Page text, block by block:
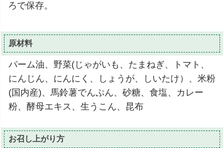
ろで保存。
原材料
パーム油、野菜(じゃがいも、たまねぎ、トマト、
にんじん、にんにく、しょうが、しいたけ）、米粉
(国内産)、馬鈴薯でんぷん、砂糖、食塩、カレー
粉、酵母エキス、生うこん、昆布
お召し上がり方